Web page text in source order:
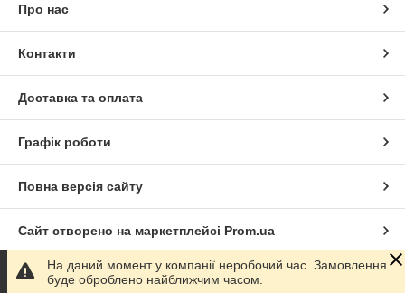
Про нас
Контакти
Доставка та оплата
Графік роботи
Повна версія сайту
Сайт створено на маркетплейсі Prom.ua
Політика конфіденційності
На даний момент у компанії неробочий час. Замовлення
буде оброблено найближчим часом.